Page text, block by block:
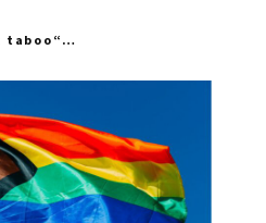
taboo“…